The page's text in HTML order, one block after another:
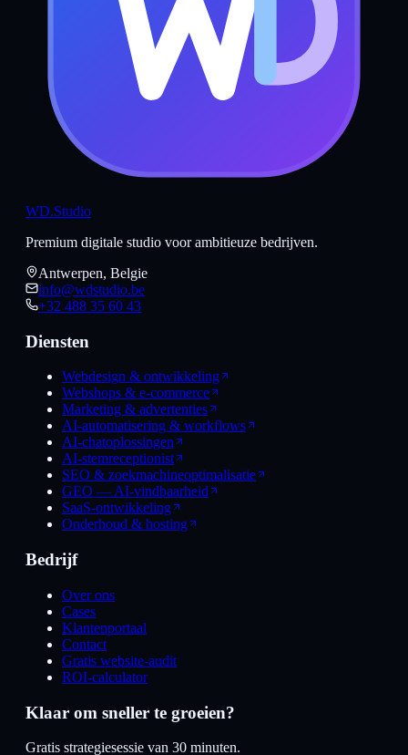
WD.Studio
Premium digitale studio voor ambitieuze bedrijven.
Antwerpen, Belgie
info@wdstudio.be
+32 488 35 60 43
Diensten
Webdesign & ontwikkeling
Webshops & e-commerce
Marketing & advertenties
AI-automatisering & workflows
AI-chatoplossingen
AI-stemreceptionist
SEO & zoekmachineoptimalisatie
GEO — AI-vindbaarheid
SaaS-ontwikkeling
Onderhoud & hosting
Bedrijf
Over ons
Cases
Klantenportaal
Contact
Gratis website-audit
ROI-calculator
Klaar om sneller te groeien?
Gratis strategiesessie van 30 minuten.